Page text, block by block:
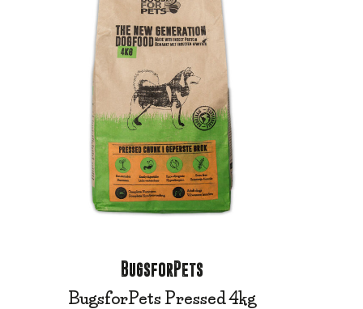
BugsforPets
BugsforPets Pressed 4kg